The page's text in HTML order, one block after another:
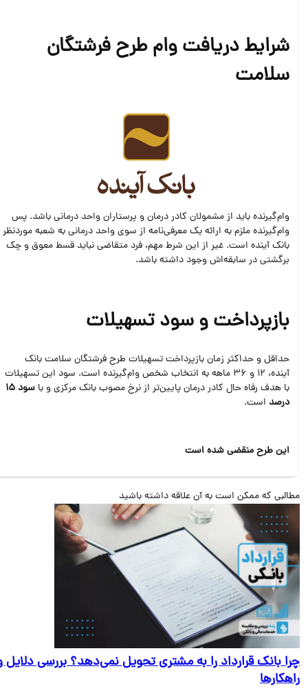
شرایط دریافت وام طرح فرشتگان
سلامت
وام‌گیرنده باید از مشمولان کادر درمان و پرستاران واحد درمانی باشد. پس
وام‌گیرنده ملزم به ارائه یک معرفی‌نامه از سوی واحد درمانی به شعبه موردنظر
بانک آینده است. غیر از این شرط مهم، فرد متقاضی نباید قسط معوق و چک
برگشتی در سابقه‌اش وجود داشته باشد.
بازپرداخت و سود تسهیلات
حداقل و حداکثر زمان بازپرداخت تسهیلات طرح فرشتگان سلامت بانک
آینده، 12 و 36 ماهه به انتخاب شخص وام‌گیرنده است. سود این تسهیلات
با هدف رفاه حال کادر درمان پایین‌تر از نرخ مصوب بانک مرکزی و با
سود 15
درصداست.
این طرح منقضی شده است
که ممکن است به آن علاقه داشته باشید
بانک قرارداد را به مشتری تحویل نمی‌دهد؟ بررسی دلایل و